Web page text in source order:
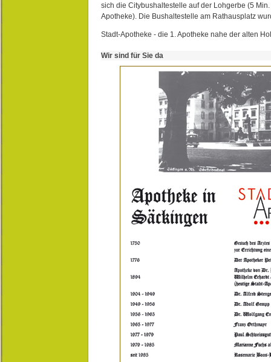
sich die Citybushaltestelle auf der Lohgerbe (5
Apotheke). Die Bushaltestelle am Rathausplatz
Stadt-Apotheke - die 1. Apotheke nahe der alten
Wir sind für Sie da